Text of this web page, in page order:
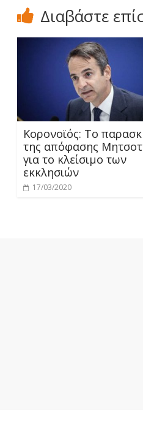
Διαβάστε
Κορονοϊός: Το
της απόφασης
για το κλείσιμο των
εκκλησιών
17/03/2020